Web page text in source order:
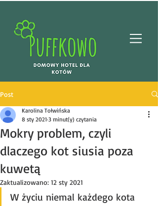
Post
Mokry problem, czyli
dlaczego kot siusia poza
kuwetą
Karolina Tołwińska
8 sty 2021 3 minut(y) czytania
Zaktualizowano: 12 sty 2021
W życiu niemal każdego kota